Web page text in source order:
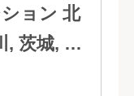
ン 北
, 茨城, 静